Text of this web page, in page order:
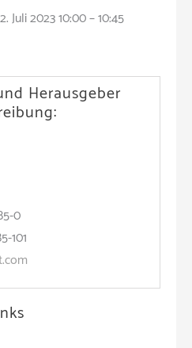
Juli 2023 10:00 – 10:45
Herausgeber
0
101